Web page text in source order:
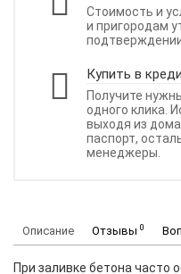
Стоимость и
и пригородам
подтверждении
Купить в
Получите
одного клика.
выходя из
паспорт,
менеджеры.
Описание Отзывы 0
При заливке бетона часто